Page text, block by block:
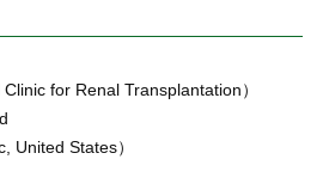
Clinic for Renal Transplantation）
United States）